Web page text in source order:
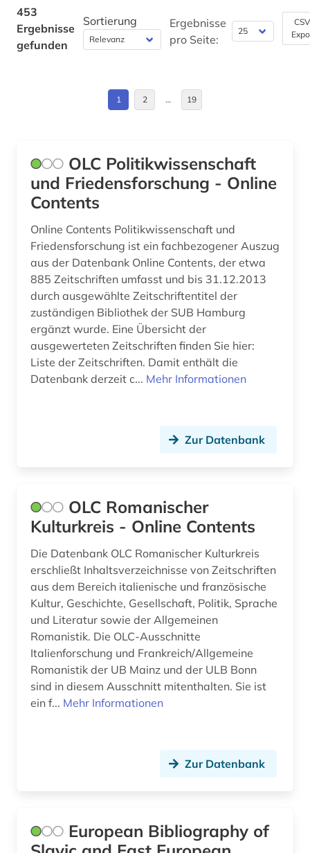
bestandserhalt (1)
betriebswirtschaft (1)
bibel. deuteronomium (1)
bibelkommentar (1)
bibliografie (453)
bibliographie (2)
biblioteca nacional (1)
bibliothek (4)
bibliotheksgeschichte (1)
biografie (9)
biographie (2)
biologie (8)
biomedizinische technik (1)
biowissenschaften (1)
bodensee-gebiet (1)
bohemistik (1)
bonhoeffer, dietrich | evangelischer theologe;
brief (1)
Deutschland (DDR) (1)
GUS (4)
Hessen (1)
Irland (2)
Israel (1)
Italien (9)
Japan (2)
Jugoslawien (4)
Lettland (3)
Litauen (5)
Makedonien (4)
Mecklenburg-Vorpommern (1)
Mittelamerika (3)
Moldawien (3)
Montenegro (4)
Niederlande (3)
Osteuropa (9)
453
Ergebnisse
gefunden
Sortierung
Ergebnisse
pro Seite:
1 2 … 19
OLC Politikwissenschaft
und Friedensforschung - Online
Contents
Online Contents Politikwissenschaft und
Friedensforschung ist ein fachbezogener Auszug
aus der Datenbank Online Contents, der etwa
885 Zeitschriften umfasst und bis 31.12.2013
durch ausgewählte Zeitschriftentitel der
zuständigen Bibliothek der SUB Hamburg
ergänzt wurde. Eine Übersicht der
ausgewerteten Zeitschriften finden Sie hier:
Liste der Zeitschriften. Damit enthält die
Datenbank derzeit c... Mehr Informationen
Zur Datenbank
OLC Romanischer
Kulturkreis - Online Contents
Die Datenbank OLC Romanischer Kulturkreis
erschließt Inhaltsverzeichnisse von Zeitschriften
aus dem Bereich italienische und französische
Kultur, Geschichte, Gesellschaft, Politik, Sprache
und Literatur sowie der Allgemeinen
Romanistik. Die OLC-Ausschnitte
Italienforschung und Frankreich/Allgemeine
Romanistik der UB Mainz und der ULB Bonn
sind in diesem Ausschnitt mitenthalten. Sie ist
ein f... Mehr Informationen
Zur Datenbank
European Bibliography of